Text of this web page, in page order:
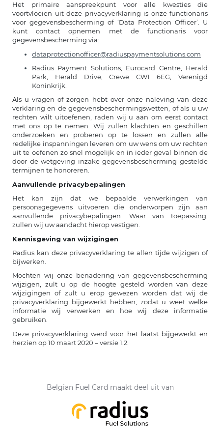
Het primaire aanspreekpunt voor alle kwesties die
voortvloeien uit deze privacyverklaring is onze functionaris
voor gegevensbescherming of ‘Data Protection Officer’. U
kunt contact opnemen met de functionaris voor
gegevensbescherming via:
dataprotectionofficer@radiuspaymentsolutions.com
Radius Payment Solutions, Eurocard Centre, Herald
Park, Herald Drive, Crewe CW1 6EG, Verenigd
Koninkrijk.
Als u vragen of zorgen hebt over onze naleving van deze
verklaring en de gegevensbeschermingswetten, of als u uw
rechten wilt uitoefenen, raden wij u aan om eerst contact
met ons op te nemen. Wij zullen klachten en geschillen
onderzoeken en proberen op te lossen en zullen alle
redelijke inspanningen leveren om uw wens om uw rechten
uit te oefenen zo snel mogelijk en in ieder geval binnen de
door de wetgeving inzake gegevensbescherming gestelde
termijnen te honoreren.
Aanvullende privacybepalingen
Het kan zijn dat we bepaalde verwerkingen van
persoonsgegevens uitvoeren die onderworpen zijn aan
aanvullende privacybepalingen. Waar van toepassing,
zullen wij uw aandacht hierop vestigen.
Kennisgeving van wijzigingen
Radius kan deze privacyverklaring te allen tijde wijzigen of
bijwerken.
Mochten wij onze benadering van gegevensbescherming
wijzigen, zult u op de hoogte gesteld worden van deze
wijzigingen of zult u erop gewezen worden dat wij de
privacyverklaring bijgewerkt hebben, zodat u weet welke
informatie wij verwerken en hoe wij deze informatie
gebruiken.
Deze privacyverklaring werd voor het laatst bijgewerkt en
herzien op 10 maart 2020 – versie 1.2.
Belgian Fuel Card maakt deel uit van